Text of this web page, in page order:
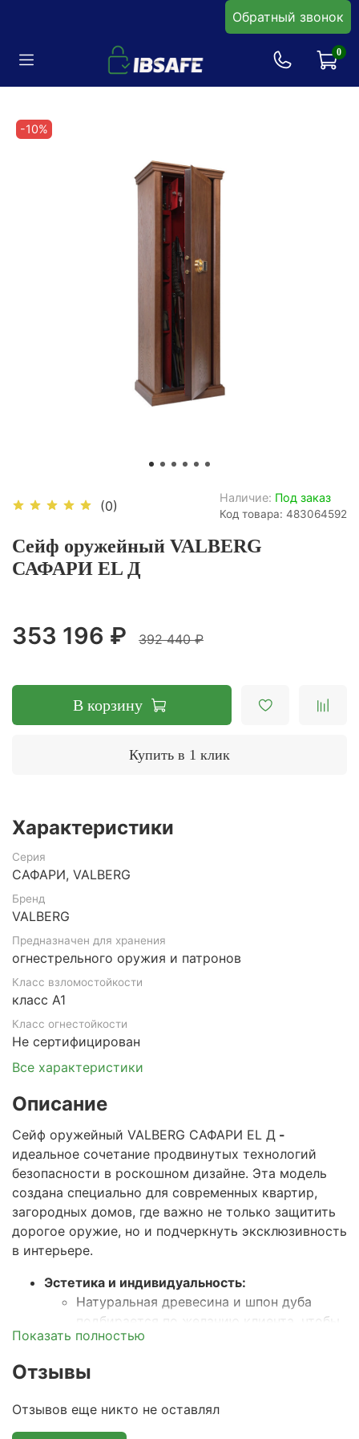
Обратный звонок
0
-10%
(0)
Наличие: Под заказ
Код товара: 483064592
Сейф оружейный VALBERG
САФАРИ EL Д
353 196 ₽ 392 440 ₽
В корзину
Купить в 1 клик
Характеристики
Серия
САФАРИ, VALBERG
Бренд
VALBERG
Предназначен для хранения
огнестрельного оружия и патронов
Класс взломостойкости
класс А1
Класс огнестойкости
Не сертифицирован
Все характеристики
Описание
Сейф оружейный VALBERG САФАРИ EL Д -
идеальное сочетание продвинутых технологий
безопасности в роскошном дизайне. Эта модель
создана специально для современных квартир,
загородных домов, где важно не только защитить
дорогое оружие, но и подчеркнуть эксклюзивность
в интерьере.
Эстетика и индивидуальность:
Натуральная древесина и шпон дуба
подбирается по желанию клиента, чтобы
гармонировать с мебелью и отделкой
Каждый сейф уникален, так как
индивидуальному проекту (внутреннее
Показать полностью
Отзывы
Отзывов еще никто не оставлял